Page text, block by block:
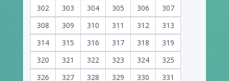
302
303 304 305 306
307
308
309 310 311 312
313
314
315 316 317 318
319
320
321 322 323 324
325
326
327 328 329 330
331